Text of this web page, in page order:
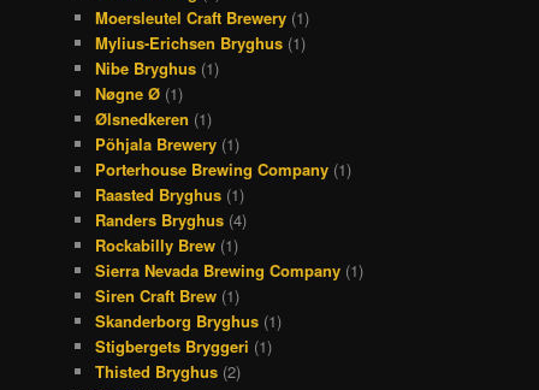
Moersleutel Craft Brewery (1)
Mylius-Erichsen Bryghus (1)
Nibe Bryghus (1)
Nøgne Ø (1)
Ølsnedkeren (1)
Põhjala Brewery (1)
Porterhouse Brewing Company (1)
Raasted Bryghus (1)
Randers Bryghus (4)
Rockabilly Brew (1)
Sierra Nevada Brewing Company (1)
Siren Craft Brew (1)
Skanderborg Bryghus (1)
Stigbergets Bryggeri (1)
Thisted Bryghus (2)